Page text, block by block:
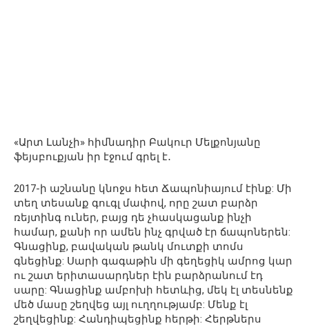
«Արտ Լանչի» հիմնադիր Բակուր Մելքոնյանը
ֆեյսբուքյան իր էջում գրել է․
2017-ի աշնանը կնոջս հետ Ճապոնիայում էինք: Մի
տեղ տեսանք գուգլ մափով, որը շատ բարձր
ռեյտինգ ուներ, բայց դե չհասկացանք ինչի
համար, քանի որ ամեն ինչ գրված էր ճապոներեն:
Գնացինք, բավական թանկ մուտքի տոմս
գնեցինք: Սարի գագաթին մի գեղեցիկ ամրոց կար
ու շատ երիտասարդներ էին բարձրանում էդ
սարը: Գնացինք ամբոխի հետևից, մեկ էլ տեսնենք
մեծ մասը շեղվեց այլ ուղղությամբ: Մենք էլ
շեղվեցինք: Հանդիպեցինք հերթի: Հերթներս